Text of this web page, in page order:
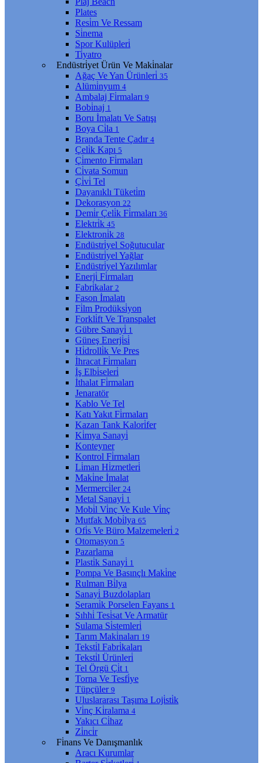
Plates
Resi̇m Ve Ressam
Si̇nema
Spor Kulüpleri̇
Ti̇yatro
Endüstri̇yet Ürün Ve Maki̇nalar
Ağaç Ve Yan Ürünleri̇ 35
Alümi̇nyum 4
Ambalaj Fi̇rmaları 9
Bobi̇naj 1
Boru İmalatı Ve Satışı
Boya Ci̇la 1
Branda Tente Çadır 4
Çeli̇k Kapı 5
Çi̇mento Fi̇rmaları
Ci̇vata Somun
Çi̇vi̇ Tel
Dayanıklı Tüketi̇m
Dekorasyon 22
Demi̇r Çeli̇k Fi̇rmaları 36
Elektri̇k 45
Elektroni̇k 28
Endüstri̇yel Soğutucular
Endüstri̇yel Yağlar
Endüstri̇yel Yazılımlar
Enerji̇ Fi̇rmaları
Fabri̇kalar 2
Fason İmalatı
Fi̇lm Prodüksi̇yon
Forkli̇ft Ve Transpalet
Gübre Sanayi̇ 1
Güneş Enerji̇si̇
Hi̇drolli̇k Ve Pres
İhracat Fi̇rmaları
İş Elbi̇seleri̇
İthalat Fi̇rmaları
Jenaratör
Kablo Ve Tel
Katı Yakıt Fi̇rmaları
Kazan Tank Kalori̇fer
Ki̇mya Sanayi̇
Konteyner
Kontrol Fi̇rmaları
Li̇man Hi̇zmetleri̇
Maki̇ne İmalat
Mermerci̇ler 24
Metal Sanayi̇ 1
Mobi̇l Vi̇nç Ve Kule Vi̇nç
Mutfak Mobi̇lya 65
Ofi̇s Ve Büro Malzemeleri̇ 2
Otomasyon 5
Pazarlama
Plasti̇k Sanayi̇ 1
Pompa Ve Basınçlı Maki̇ne
Rulman Bi̇lya
Sanayi̇ Buzdolapları
Serami̇k Porselen Fayans 1
Sıhhi̇ Tesi̇sat Ve Armatür
Sulama Si̇stemleri̇
Tarım Maki̇naları 19
Teksti̇l Fabri̇kaları
Teksti̇l Ürünleri̇
Tel Örgü Çi̇t 1
Torna Ve Tesfi̇ye
Tüpçüler 9
Uluslararası Taşıma Loji̇sti̇k
Vi̇nç Ki̇ralama 4
Yakıcı Ci̇haz
Zi̇nci̇r
Fi̇nans Ve Danışmanlık
Aracı Kurumlar